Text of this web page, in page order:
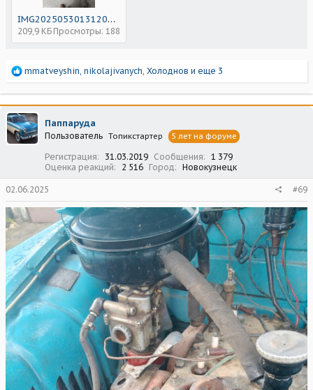
IMG20250530131208.jpg
209,9 КБ Просмотры: 188
Р
а
к
ц
и
и
mmatveyshin, nikolajivanych, Холоднов и еще 3
Паппаруда
Пользователь Топикстартер 5 лет на форуме
Регистрация 31.03.2019 Сообщения
1 379
Оценка реакций
2 516 Город Новокузнецк
02.06.2025 #69